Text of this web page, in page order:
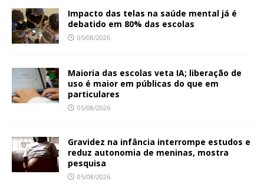
Impacto das telas na saúde mental já é
debatido em 80% das escolas
05/08/2026
Maioria das escolas veta IA; liberação de
uso é maior em públicas do que em
particulares
05/08/2026
Gravidez na infância interrompe estudos e
reduz autonomia de meninas, mostra
pesquisa
05/08/2026